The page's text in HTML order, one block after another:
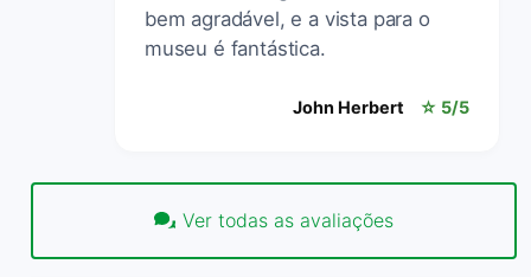
bem agradável, e a vista para o
museu é fantástica.
John Herbert ☆ 5/5
Ver todas as avaliações